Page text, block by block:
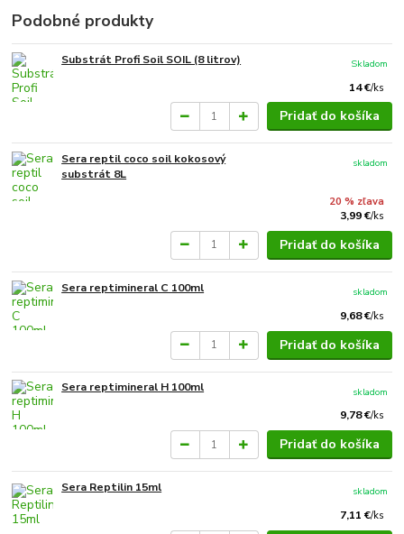
Podobné produkty
Substrát Profi Soil SOIL (8 litrov)
14 €/ks
Skladom
Pridať do košíka
Sera reptil coco soil kokosový
substrát 8L
20 % zľava
3,99 €/ks
skladom
Pridať do košíka
Sera reptimineral C 100ml
9,68 €/ks
skladom
Pridať do košíka
Sera reptimineral H 100ml
9,78 €/ks
skladom
Pridať do košíka
Sera Reptilin 15ml
7,11 €/ks
skladom